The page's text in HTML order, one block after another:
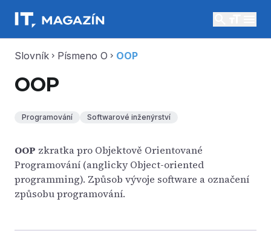
Slovník chevron_right Písmeno O chevron_right OOP
OOP
Programování Softwarové inženýrství
OOP zkratka pro Objektově Orientované
Programování (anglicky Object-oriented
programming). Způsob vývoje software a označení
způsobu programování.